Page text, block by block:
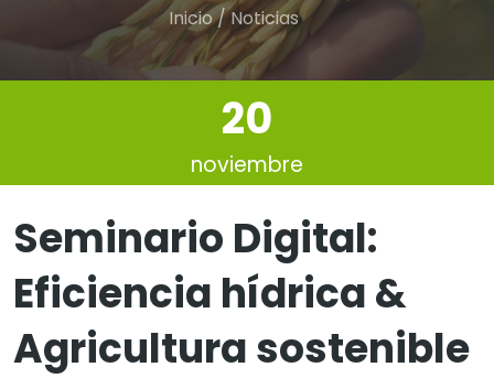
Inicio / Noticias
20
noviembre
Seminario Digital:
Eficiencia hídrica &
Agricultura sostenible